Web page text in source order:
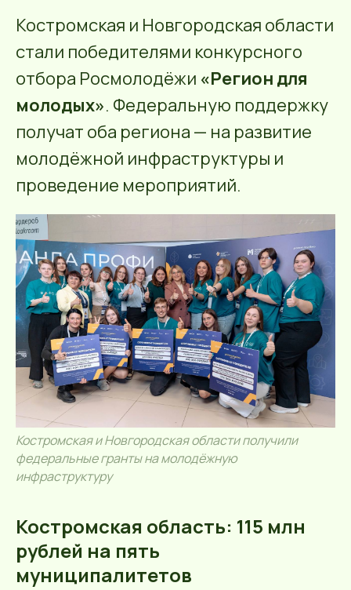
Костромская и Новгородская области
стали победителями конкурсного
отбора Росмолодёжи «Регион для
молодых». Федеральную поддержку
получат оба региона — на развитие
молодёжной инфраструктуры и
проведение мероприятий.
Костромская и Новгородская области получили
федеральные гранты на молодёжную
инфраструктуру
Костромская область: 115 млн
рублей на пять
муниципалитетов